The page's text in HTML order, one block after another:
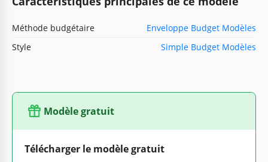
Méthode budgétaire
Enveloppe Budget Modèles
Style
Simple Budget Modèles
Modèle gratuit
Télécharger le modèle gratuit